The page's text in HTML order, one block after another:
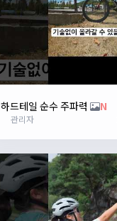
하드테일 순수 주파력 N
관리자